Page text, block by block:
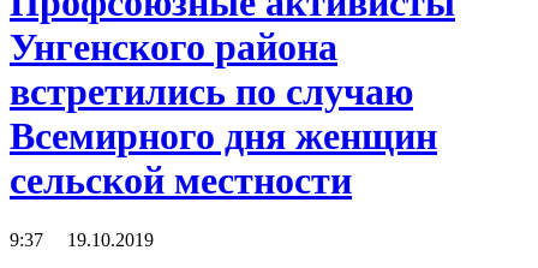
Унгенского района
встретились по случаю
Всемирного дня женщин
сельской местности
9:37 19.10.2019